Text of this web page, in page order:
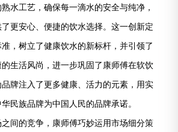
水工艺，确保每一滴水的安全与纯净，
更安心、便捷的饮水选择。这一创新定
，树立了健康饮水的新标杆，并引领了
生活风尚，进一步巩固了康师傅在软饮
牌注入了更多健康、活力的元素，用实
民族品牌为中国人民的品牌承诺。
的竞争，康师傅巧妙运用市场细分策